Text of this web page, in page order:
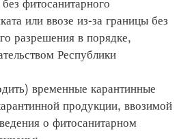
или ввозе из-за границы без
разрешения в порядке,
Республики
временные карантинные
продукции, ввозимой
о фитосанитарном